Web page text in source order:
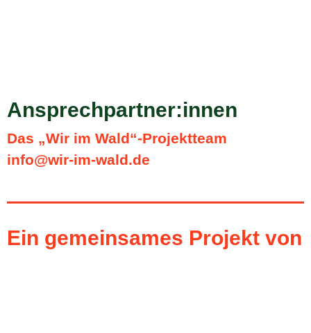
Ansprechpartner:innen
Das „Wir im Wald“-Projektteam
info@wir-im-wald.de
Ein gemeinsames Projekt von